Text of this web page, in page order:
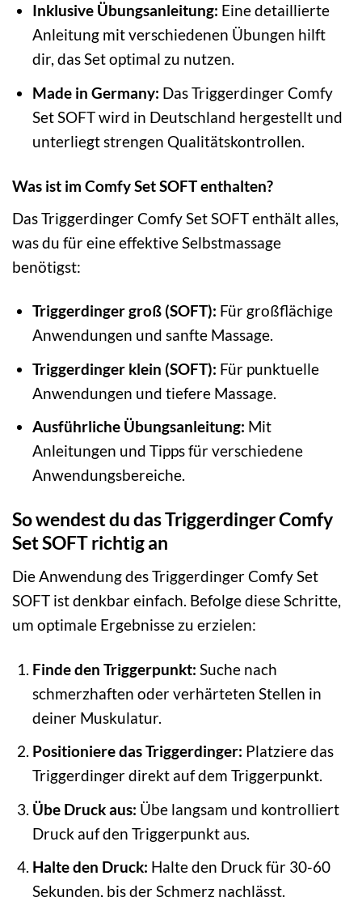
Inklusive Übungsanleitung: Eine detaillierte
Anleitung mit verschiedenen Übungen hilft
dir, das Set optimal zu nutzen.
Made in Germany: Das Triggerdinger Comfy
Set SOFT wird in Deutschland hergestellt und
unterliegt strengen Qualitätskontrollen.
Was ist im Comfy Set SOFT enthalten?
Das Triggerdinger Comfy Set SOFT enthält alles,
was du für eine effektive Selbstmassage
benötigst:
Triggerdinger groß (SOFT): Für großflächige
Anwendungen und sanfte Massage.
Triggerdinger klein (SOFT): Für punktuelle
Anwendungen und tiefere Massage.
Ausführliche Übungsanleitung: Mit
Anleitungen und Tipps für verschiedene
Anwendungsbereiche.
So wendest du das Triggerdinger Comfy
Set SOFT richtig an
Die Anwendung des Triggerdinger Comfy Set
SOFT ist denkbar einfach. Befolge diese Schritte,
um optimale Ergebnisse zu erzielen:
Finde den Triggerpunkt: Suche nach
schmerzhaften oder verhärteten Stellen in
deiner Muskulatur.
Positioniere das Triggerdinger: Platziere das
Triggerdinger direkt auf dem Triggerpunkt.
Übe Druck aus: Übe langsam und kontrolliert
Druck auf den Triggerpunkt aus.
Halte den Druck: Halte den Druck für 30-60
Sekunden, bis der Schmerz nachlässt.